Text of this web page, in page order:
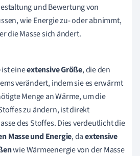
und Bewertung von
wie Energie zu- oder abnimmt,
die Masse sich ändert.
ist eineextensive Größe, die den
verändert, indem sie es erwärmt
Menge an Wärme, um die
zu ändern, ist direkt
des Stoffes. Dies verdeutlicht die
Masse und Energie, daextensive
wie Wärmeenergie von der Masse